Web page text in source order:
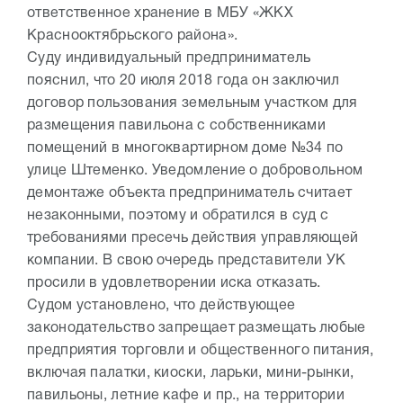
ответственное хранение в МБУ «ЖКХ
Краснооктябрьского района».
Суду индивидуальный предприниматель
пояснил, что 20 июля 2018 года он заключил
договор пользования земельным участком для
размещения павильона с собственниками
помещений в многоквартирном доме №34 по
улице Штеменко. Уведомление о добровольном
демонтаже объекта предприниматель считает
незаконными, поэтому и обратился в суд с
требованиями пресечь действия управляющей
компании. В свою очередь представители УК
просили в удовлетворении иска отказать.
Судом установлено, что действующее
законодательство запрещает размещать любые
предприятия торговли и общественного питания,
включая палатки, киоски, ларьки, мини-рынки,
павильоны, летние кафе и пр., на территории